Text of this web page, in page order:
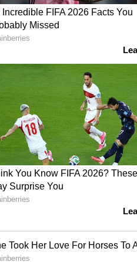
ഈ മിശ്രിതം മുഖത്ത് പുരട്ടി
ഈ പാക്ക്
അലർജി
ഉപയോ​ഗിക്കുന്നതിന്
'കൺസൾട്ട്'
read: മുഖം കണ്ടാല്‍
ഈ പത്ത്